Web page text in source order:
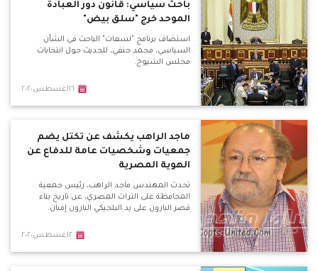
باحث سياسي: قانون دور العبادة
الموحد خرج "سلق بيض"
استضاف برنامج "لسعات" الباحث في الشأن
السياسي، محمد حنفي، للحديث حول انتخابات
مجلس الشيوخ.
١٦اغسطس٢٠٢٠
ماجد الراهب يكشف عن تكتل يضم
جمعيات وشخصيات عامة للدفاع عن
الهوية المصرية
تحدث المهندس ماجد الراهب، رئيس جمعية
المحافظة على التراث المصري، عن تاريخ بناء
قصر البارون على يد البلجيكي البارون إمبان.
٢اغسطس٢٠٢٠